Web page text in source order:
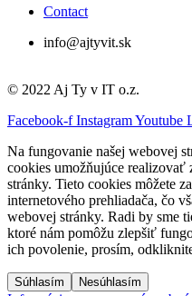
Contact
info@ajtyvit.sk
© 2022 Aj Ty v IT o.z.
Facebook-f InstagramYoutube
Na fungovanie našej webovej
cookies umožňujúce
stránky. Tieto cookies môžete
internetového prehliadača, čo
webovej stránky. Radi by sme
ktoré nám pomôžu zlepšiť
ich povolenie, prosím,